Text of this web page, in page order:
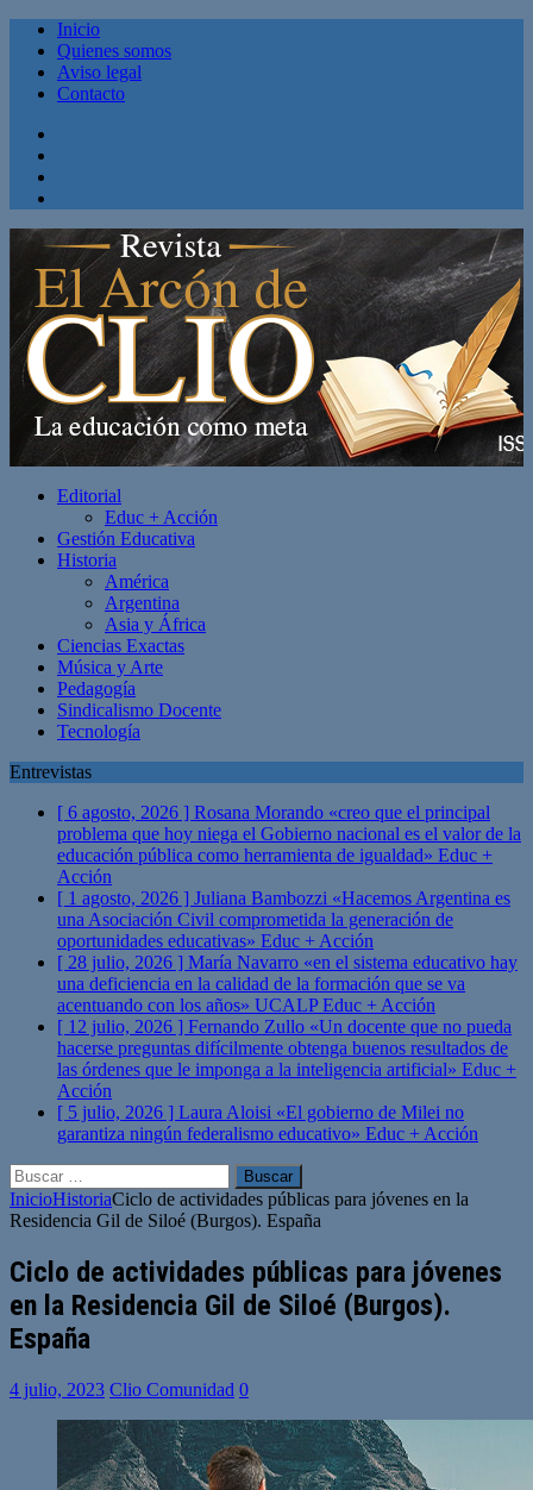
Inicio
Quienes somos
Aviso legal
Contacto
Editorial
Educ + Acción
Gestión Educativa
Historia
América
Argentina
Asia y África
Ciencias Exactas
Música y Arte
Pedagogía
Sindicalismo Docente
Tecnología
Entrevistas
[ 6 agosto, 2026 ] Rosana Morando «creo que el principal
problema que hoy niega el Gobierno nacional es el valor de la
educación pública como herramienta de igualdad» Educ +
Acción
[ 1 agosto, 2026 ] Juliana Bambozzi «Hacemos Argentina es
una Asociación Civil comprometida la generación de
oportunidades educativas» Educ + Acción
[ 28 julio, 2026 ] María Navarro «en el sistema educativo hay
una deficiencia en la calidad de la formación que se va
acentuando con los años» UCALPEduc + Acción
[ 12 julio, 2026 ] Fernando Zullo «Un docente que no pueda
hacerse preguntas difícilmente obtenga buenos resultados de
las órdenes que le imponga a la inteligencia artificial» Educ +
Acción
[ 5 julio, 2026 ] Laura Aloisi «El gobierno de Milei no
garantiza ningún federalismo educativo» Educ + Acción
Buscar:
InicioHistoriaCiclo de actividades públicas para jóvenes en la
Residencia Gil de Siloé (Burgos). España
Ciclo de actividades públicas para jóvenes
en la Residencia Gil de Siloé (Burgos).
España
4 julio, 2023 Clio Comunidad 0